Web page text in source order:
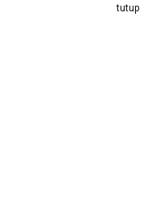
tutup